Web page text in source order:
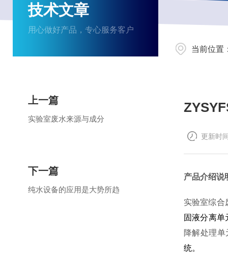
技术文章
用心做好产品，专心服务客户
当前位置
更新时
产品介绍说
实验室综合
固液分离单
降解处理
统。
上一篇
实验室废水来源与成分
下一篇
纯水设备的应用是大势所趋